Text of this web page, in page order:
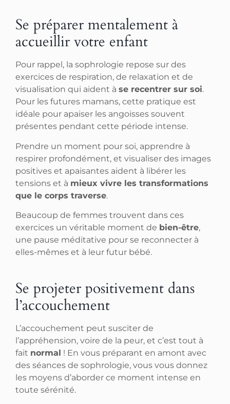
Se préparer mentalement à
accueillir votre enfant
Pour rappel, la sophrologie repose sur des
exercices de respiration, de relaxation et de
visualisation qui aident à se recentrer sur soi.
Pour les futures mamans, cette pratique est
idéale pour apaiser les angoisses souvent
présentes pendant cette période intense.
Prendre un moment pour soi, apprendre à
respirer profondément, et visualiser des images
positives et apaisantes aident à libérer les
tensions et à mieux vivre les transformations
que le corps traverse.
Beaucoup de femmes trouvent dans ces
exercices un véritable moment de bien-être,
une pause méditative pour se reconnecter à
elles-mêmes et à leur futur bébé.
Se projeter positivement dans
l’accouchement
L’accouchement peut susciter de
l’appréhension, voire de la peur, et c’est tout à
fait normal ! En vous préparant en amont avec
des séances de sophrologie, vous vous donnez
les moyens d’aborder ce moment intense en
toute sérénité.